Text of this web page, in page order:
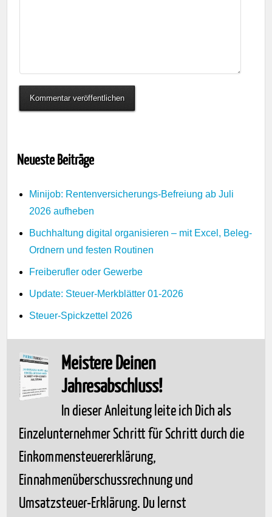
Neueste Beiträge
Minijob: Rentenversicherungs-Befreiung ab Juli
2026 aufheben
Buchhaltung digital organisieren – mit Excel, Beleg-
Ordnern und festen Routinen
Freiberufler oder Gewerbe
Update: Steuer-Merkblätter 01-2026
Steuer-Spickzettel 2026
Meistere Deinen
Jahresabschluss!
In dieser Anleitung leite ich Dich als
Einzelunternehmer Schritt für Schritt durch die
Einkommensteuererklärung,
Einnahmenüberschussrechnung und
Umsatzsteuer-Erklärung. Du lernst